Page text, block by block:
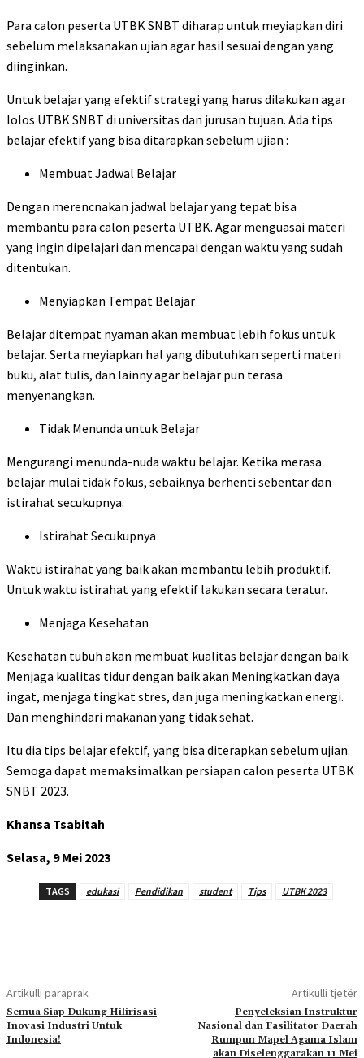
Para calon peserta UTBK SNBT diharap untuk meyiapkan diri
sebelum melaksanakan ujian agar hasil sesuai dengan yang
diinginkan.
Untuk belajar yang efektif strategi yang harus dilakukan agar
lolos UTBK SNBT di universitas dan jurusan tujuan. Ada tips
belajar efektif yang bisa ditarapkan sebelum ujian :
Membuat Jadwal Belajar
Dengan merencnakan jadwal belajar yang tepat bisa
membantu para calon peserta UTBK. Agar menguasai materi
yang ingin dipelajari dan mencapai dengan waktu yang sudah
ditentukan.
Menyiapkan Tempat Belajar
Belajar ditempat nyaman akan membuat lebih fokus untuk
belajar. Serta meyiapkan hal yang dibutuhkan seperti materi
buku, alat tulis, dan lainny agar belajar pun terasa
menyenangkan.
Tidak Menunda untuk Belajar
Mengurangi menunda-nuda waktu belajar. Ketika merasa
belajar mulai tidak fokus, sebaiknya berhenti sebentar dan
istirahat secukupnya.
Istirahat Secukupnya
Waktu istirahat yang baik akan membantu lebih produktif.
Untuk waktu istirahat yang efektif lakukan secara teratur.
Menjaga Kesehatan
Kesehatan tubuh akan membuat kualitas belajar dengan baik.
Menjaga kualitas tidur dengan baik akan Meningkatkan daya
ingat, menjaga tingkat stres, dan juga meningkatkan energi.
Dan menghindari makanan yang tidak sehat.
Itu dia tips belajar efektif, yang bisa diterapkan sebelum ujian.
Semoga dapat memaksimalkan persiapan calon peserta UTBK
SNBT 2023.
Khansa Tsabitah
Selasa, 9 Mei 2023
TAGS edukasi Pendidikan student Tips UTBK 2023
Artikulli paraprak
Semua Siap Dukung Hilirisasi
Inovasi Industri Untuk
Indonesia!
Artikulli tjetër
Penyeleksian Instruktur
Nasional dan Fasilitator Daerah
Rumpun Mapel Agama Islam
akan Diselenggarakan 11 Mei